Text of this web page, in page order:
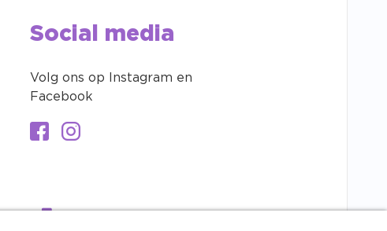
Social media
Volg ons op Instagram en
Facebook